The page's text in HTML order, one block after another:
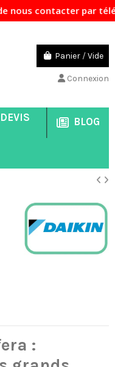
par téléphone
Panier /Vide
Connexion
BLOG
: